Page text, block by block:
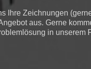
Ihre Zeichnungen
aus. Gerne
in unserem